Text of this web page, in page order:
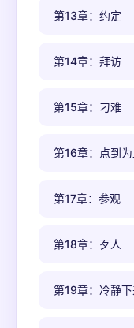
第13章：约定
第14章：拜访
第15章：刁难
第16章：点到为
第17章：参观
第18章：歹人
第19章：冷静